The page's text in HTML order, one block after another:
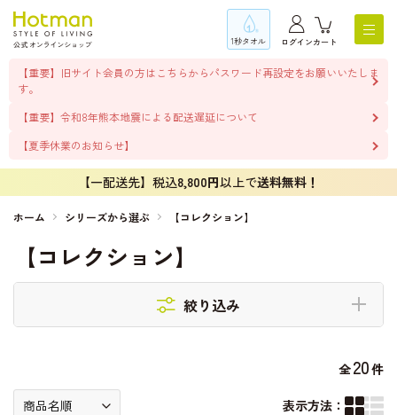
1秒タオル ログインカート
【重要】旧サイト会員の方はこちらからパスワード再設定をお願いいたしま
す。
【重要】令和8年熊本地震による配送遅延について
【夏季休業のお知らせ】
【一配送先】税込8,800円以上で送料無料！
ホーム シリーズから選ぶ 【コレクション】
【コレクション】
絞り込み
全20件
表示方法：